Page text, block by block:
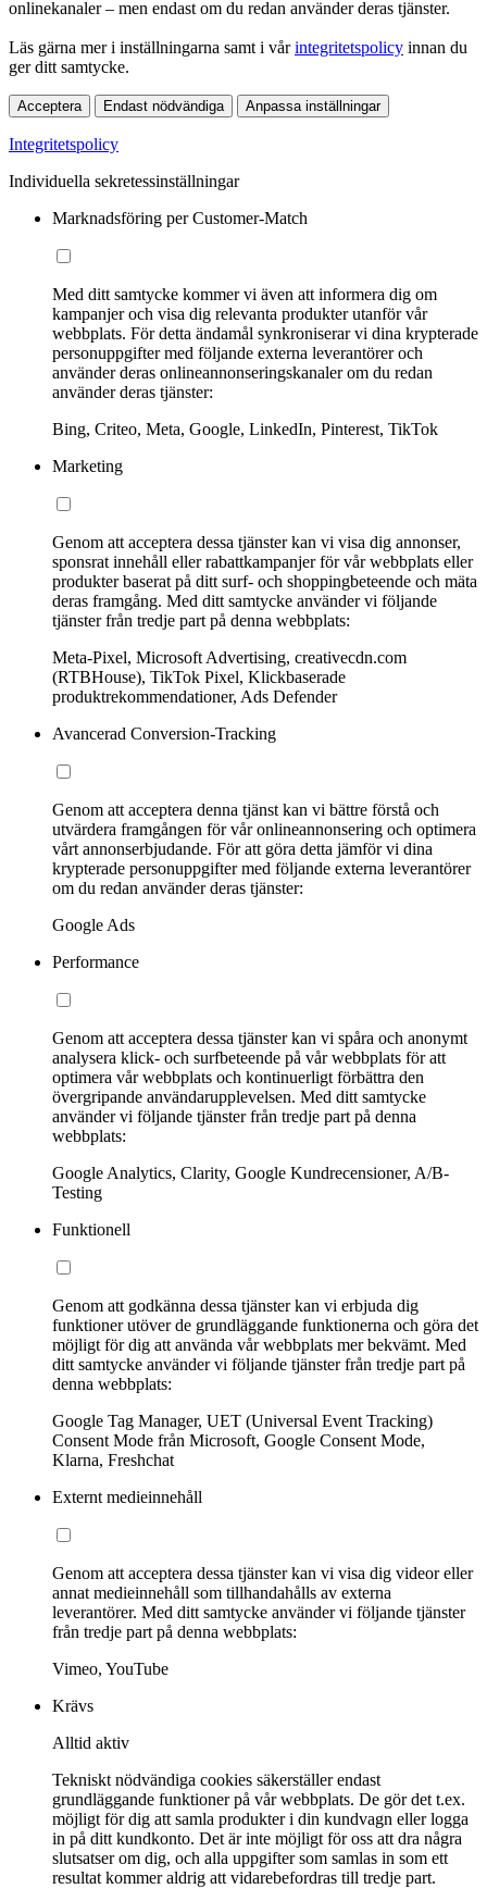
onlinekanaler – men endast om du redan använder deras tjänster.
Läs gärna mer i inställningarna samt i vårintegritetspolicy innan du
ger ditt samtycke.
Acceptera Endast nödvändiga Anpassa inställningar
Integritetspolicy
Individuella sekretessinställningar
Marknadsföring per Customer-Match
Med ditt samtycke kommer vi även att informera dig om
kampanjer och visa dig relevanta produkter utanför vår
webbplats. För detta ändamål synkroniserar vi dina krypterade
personuppgifter med följande externa leverantörer och
använder deras onlineannonseringskanaler om du redan
använder deras tjänster:
Bing, Criteo, Meta, Google, LinkedIn, Pinterest, TikTok
Marketing
Genom att acceptera dessa tjänster kan vi visa dig annonser,
sponsrat innehåll eller rabattkampanjer för vår webbplats eller
produkter baserat på ditt surf- och shoppingbeteende och mäta
deras framgång. Med ditt samtycke använder vi följande
tjänster från tredje part på denna webbplats:
Meta-Pixel, Microsoft Advertising, creativecdn.com
(RTBHouse), TikTok Pixel, Klickbaserade
produktrekommendationer, Ads Defender
Avancerad Conversion-Tracking
Genom att acceptera denna tjänst kan vi bättre förstå och
utvärdera framgången för vår onlineannonsering och optimera
vårt annonserbjudande. För att göra detta jämför vi dina
krypterade personuppgifter med följande externa leverantörer
om du redan använder deras tjänster:
Google Ads
Performance
Genom att acceptera dessa tjänster kan vi spåra och anonymt
analysera klick- och surfbeteende på vår webbplats för att
optimera vår webbplats och kontinuerligt förbättra den
övergripande användarupplevelsen. Med ditt samtycke
använder vi följande tjänster från tredje part på denna
webbplats:
Google Analytics, Clarity, Google Kundrecensioner, A/B-
Testing
Funktionell
Genom att godkänna dessa tjänster kan vi erbjuda dig
funktioner utöver de grundläggande funktionerna och göra det
möjligt för dig att använda vår webbplats mer bekvämt. Med
ditt samtycke använder vi följande tjänster från tredje part på
denna webbplats:
Google Tag Manager, UET (Universal Event Tracking)
Consent Mode från Microsoft, Google Consent Mode,
Klarna, Freshchat
Externt medieinnehåll
Genom att acceptera dessa tjänster kan vi visa dig videor eller
annat medieinnehåll som tillhandahålls av externa
leverantörer. Med ditt samtycke använder vi följande tjänster
från tredje part på denna webbplats:
Vimeo, YouTube
Krävs
Alltid aktiv
Tekniskt nödvändiga cookies säkerställer endast
grundläggande funktioner på vår webbplats. De gör det t.ex.
möjligt för dig att samla produkter i din kundvagn eller logga
in på ditt kundkonto. Det är inte möjligt för oss att dra några
slutsatser om dig, och alla uppgifter som samlas in som ett
resultat kommer aldrig att vidarebefordras till tredje part.